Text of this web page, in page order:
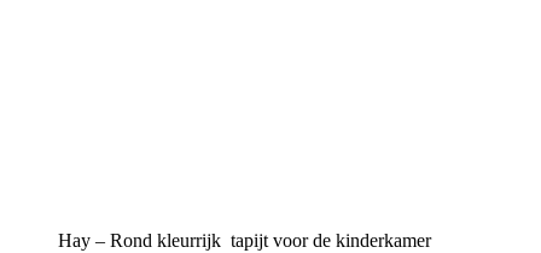
Hay – Rond kleurrijk tapijt voor de kinderkamer